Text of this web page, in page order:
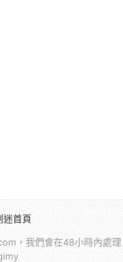
迷首頁
，我們會在48小時內處理